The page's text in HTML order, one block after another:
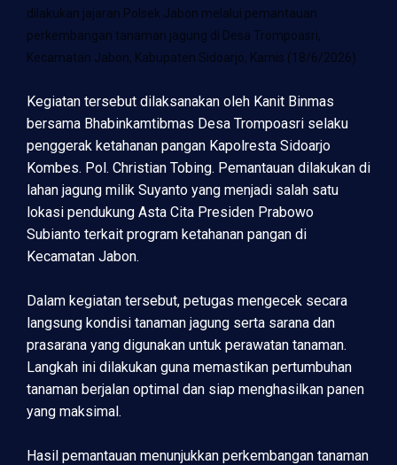
dilakukan jajaran Polsek Jabon melalui pemantauan
perkembangan tanaman jagung di Desa Trompoasri,
Kecamatan Jabon, Kabupaten Sidoarjo, Kamis (18/6/2026).
Kegiatan tersebut dilaksanakan oleh Kanit Binmas
bersama Bhabinkamtibmas Desa Trompoasri selaku
penggerak ketahanan pangan Kapolresta Sidoarjo
Kombes. Pol. Christian Tobing. Pemantauan dilakukan di
lahan jagung milik Suyanto yang menjadi salah satu
lokasi pendukung Asta Cita Presiden Prabowo
Subianto terkait program ketahanan pangan di
Kecamatan Jabon.
Dalam kegiatan tersebut, petugas mengecek secara
langsung kondisi tanaman jagung serta sarana dan
prasarana yang digunakan untuk perawatan tanaman.
Langkah ini dilakukan guna memastikan pertumbuhan
tanaman berjalan optimal dan siap menghasilkan panen
yang maksimal.
Hasil pemantauan menunjukkan perkembangan tanaman